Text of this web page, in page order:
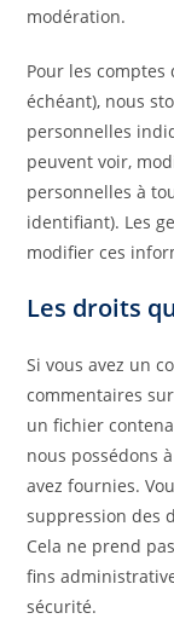
modération.
Pour les comptes
échéant), nous
personnelles
peuvent voir,
personnelles à
identifiant). Les
modifier ces
Les droits
Si vous avez un
commentaires
un fichier
nous possédons
avez fournies.
suppression des
Cela ne prend
fins
sécurité.